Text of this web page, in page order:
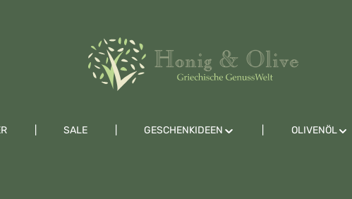
SALE GESCHENKIDEEN OLIVENÖL